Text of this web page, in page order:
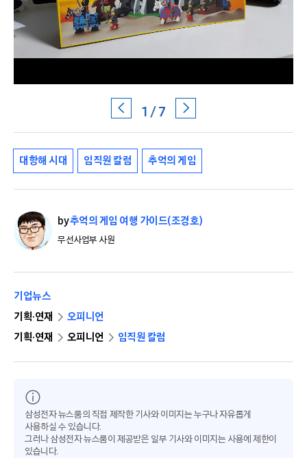
1 / 7
대항해 시대 임직원 칼럼 추억의 게임
by추억의 게임 여행 가이드(조경호)
무선사업부 사원
기업뉴스
기획·연재
오피니언
기획·연재
오피니언 임직원 칼럼
삼성전자 뉴스룸의 직접 제작한 기사와 이미지는 누구나 자유롭게
사용하실 수 있습니다.
그러나 삼성전자 뉴스룸이 제공받은 일부 기사와 이미지는 사용에 제한이
있습니다.